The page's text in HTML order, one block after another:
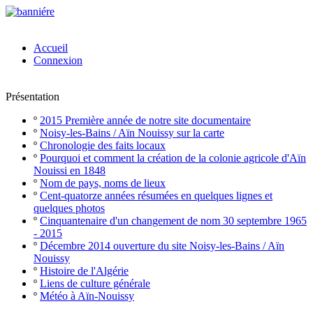
Accueil
Connexion
Présentation
º 2015 Première année de notre site documentaire
º Noisy-les-Bains / Aïn Nouissy sur la carte
º Chronologie des faits locaux
º Pourquoi et comment la création de la colonie agricole d'Aïn
Nouissi en 1848
º Nom de pays, noms de lieux
º Cent-quatorze années résumées en quelques lignes et
quelques photos
º Cinquantenaire d'un changement de nom 30 septembre 1965
- 2015
º Décembre 2014 ouverture du site Noisy-les-Bains / Aïn
Nouissy
º Histoire de l'Algérie
º Liens de culture générale
º Météo à Aïn-Nouissy